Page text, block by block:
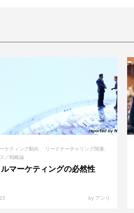
ケティング動向
リードナーチャリング関連
／戦略論
マーケティングの必然性
by アンリ